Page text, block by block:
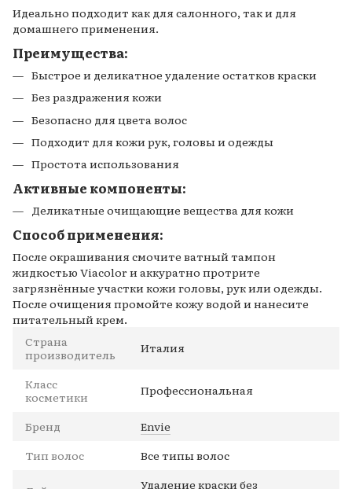
Идеально подходит как для салонного, так и для
домашнего применения.
Преимущества:
Быстрое и деликатное удаление остатков краски
Без раздражения кожи
Безопасно для цвета волос
Подходит для кожи рук, головы и одежды
Простота использования
Активные компоненты:
Деликатные очищающие вещества для кожи
Способ применения:
После окрашивания смочите ватный тампон
жидкостью Viacolor и аккуратно протрите
загрязнённые участки кожи головы, рук или одежды.
После очищения промойте кожу водой и нанесите
питательный крем.
Страна
производитель
Италия
Класс
косметики
Профессиональная
Бренд
Envie
Тип волос
Все типы волос
Удаление краски без